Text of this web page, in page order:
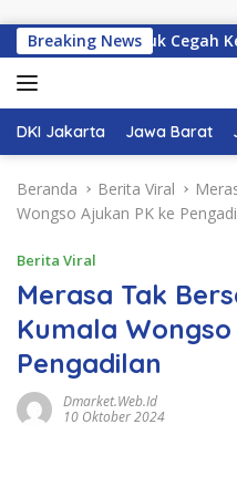
Breaking News
untuk Cegah
DKI Jakarta Jawa Barat
Beranda Berita Viral
Wongso Ajukan PK ke
Berita Viral
Merasa Tak
Kumala
Pengadilan
Dmarket.web.id
10 Oktober 2024